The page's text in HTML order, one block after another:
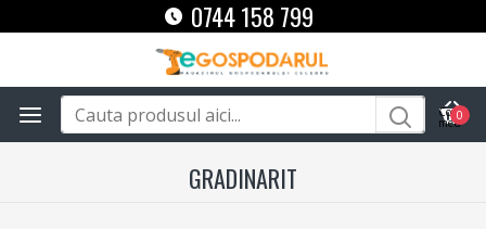
0744 158 799
0
GRADINARIT